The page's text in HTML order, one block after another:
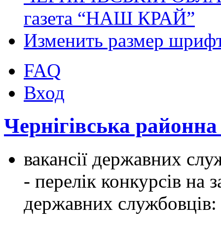
газета “НАШ КРАЙ”
Изменить размер
FAQ
Вход
Чернігівська
вакансії державних
- перелік конкурсів на
державних службовців: